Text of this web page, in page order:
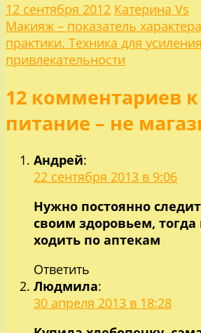
12 сентября 2012 Катерина Vs
Навигация
по
записям
Макияж – показатель
практики. Техника для
привлекательности
12 комментариев
питание – не
Андрей:
22 сентября 2013 в 9:06
Нужно постоянно
своим здоровьем, тогда
ходить по аптекам
Ответить
Людмила:
30 апреля 2013 в 18:28